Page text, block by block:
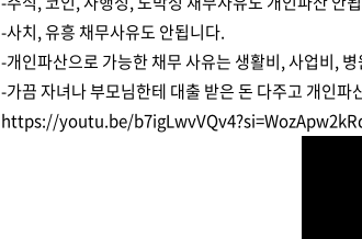
-사치, 유흥 채무사유도 안됩니다.
-개인파산으로 가능한 채무 사유는 생활비, 사업비,
-가끔 자녀나 부모님한테 대출 받은 돈 다주고 개인
https://youtu.be/